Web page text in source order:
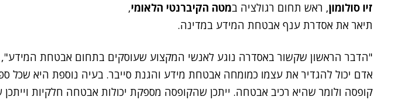
זיו סולומון, ראש תחום רגולציה במטה הקיברנטי הלאומי,
תיאר את אסדרת ענף אבטחת המידע במדינה.
"הדבר הראשון שקשור באסדרה נוגע לאנשי המקצוע שעוסקים בתחום אבטחת המידע",
אדם יכול להגדיר את עצמו כמומחה אבטחת מידע והגנת סייבר. בעיה נוספת היא שכל
קופסה ולומר שהיא רכיב אבטחה. ייתכן שהקופסה מספקת יכולות אבטחה חלקיות